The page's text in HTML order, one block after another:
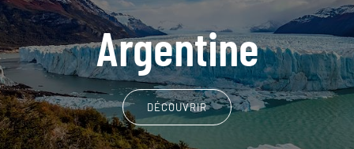
Argentine
DÉCOUVRIR